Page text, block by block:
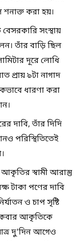
করা হয়।
সংস্থায়
তাঁর বাড়ি ছিল
দূরে লোধি
প্রায় ৯টা নাগাদ
ধারণা করা
দাবি, তাঁর দিদি
পরিস্থিতিতেই
স্বামী আরাস্তু
টাকা পণের দাবি
ও চাপ সৃষ্টি
আকৃতিকে
দু'দিন আগেও